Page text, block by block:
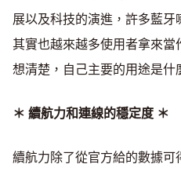
展以及科技的演進，許多藍牙
其實也越來越多使用者拿來
想清楚，自己主要的用途是
＊ 續航力和連線的穩定度 ＊
續航力除了從官方給的數據